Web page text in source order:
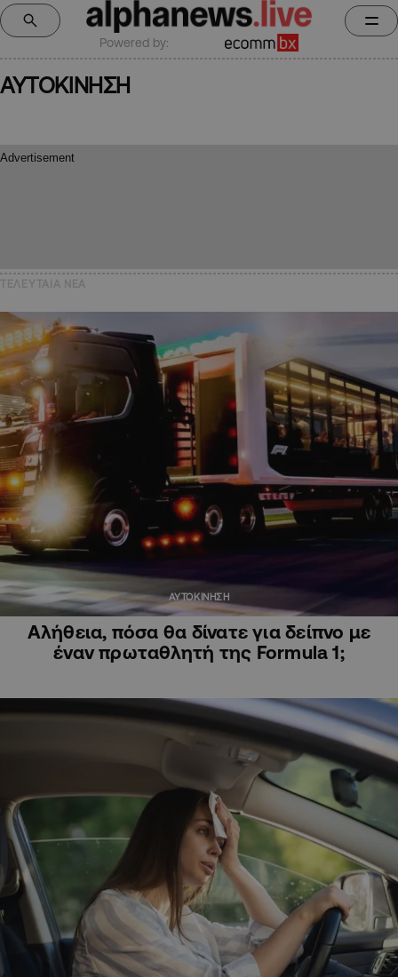
Powered by:
ΑΥΤΟΚΙΝΗΣΗ
ΑΥΤΟΚΙΝΗΣΗ
Αλήθεια, πόσα θα δίνατε για δείπνο με
έναν πρωταθλητή της Formula 1;